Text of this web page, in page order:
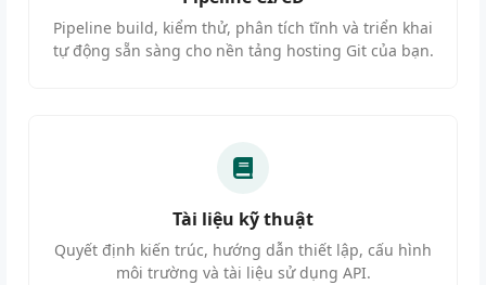
Pipeline build, kiểm thử, phân tích tĩnh và triển khai
tự động sẵn sàng cho nền tảng hosting Git của bạn.
Tài liệu kỹ thuật
Quyết định kiến trúc, hướng dẫn thiết lập, cấu hình
môi trường và tài liệu sử dụng API.